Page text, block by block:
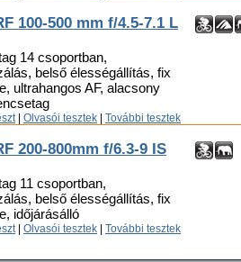
100-500 mm f/4.5-7.1 L
14 csoportban,
belső élességállítás, fix
ultrahangos AF, alacsony
Olvasói tesztek További tesztek
200-800mm f/6.3-9 IS
11 csoportban,
belső élességállítás, fix
időjárásálló
Olvasói tesztek További tesztek